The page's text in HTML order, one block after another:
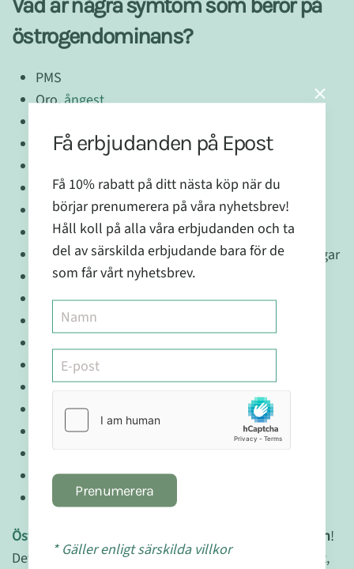
östrogendominans?
PMS
Oro,ångest
Nervös och skakig
Humörsvängningar
Gallblåseproblem
Oregelbunden cykel
För mycket mensblödningar och mellanblödningar
Bröstcancer
Bröstcystor och smärta i brösten
Svullnad och ödem
Endometrios
Missfall
Huvudvärk och migrän, särskilt vid PMS
Infertilitet
Sömnsvårigheter
Viktuppgång på mage, höfter och lår
Sköldkörtelproblem och låg kroppstemperatur
Östrogendominans
påverkar alltså även sköldkörteln!
Det ökar det sköldkörtelbindandet proteinet i blodet,
Få erbjudanden på Epost
Få 10% rabatt på ditt nästa köp när du
börjar prenumerera på våra nyhetsbrev!
Håll koll på alla våra erbjudanden och ta
del av särskilda erbjudande bara för de
som får vårt nyhetsbrev.
Prenumerera
* Gäller enligt särskilda villkor